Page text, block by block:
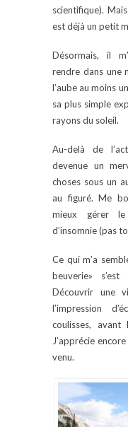
scientifique).
est déjà un petit
Désormais, il
rendre dans une
l’aube au moins
sa plus simple
rayons du soleil.
Au-delà de
devenue un
choses sous un
au figuré. Me
mieux gérer
d’insomnie (pas
Ce qui m’a
beuverie»
Découvrir une
l’impression
coulisses,
J’apprécie
venu.